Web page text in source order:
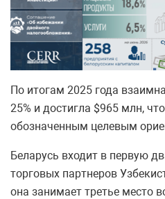
По итогам 2025 года
25% и достигла $965 млн,
обозначенным целевым
Беларусь входит в первую
торговых партнеров
она занимает третье место